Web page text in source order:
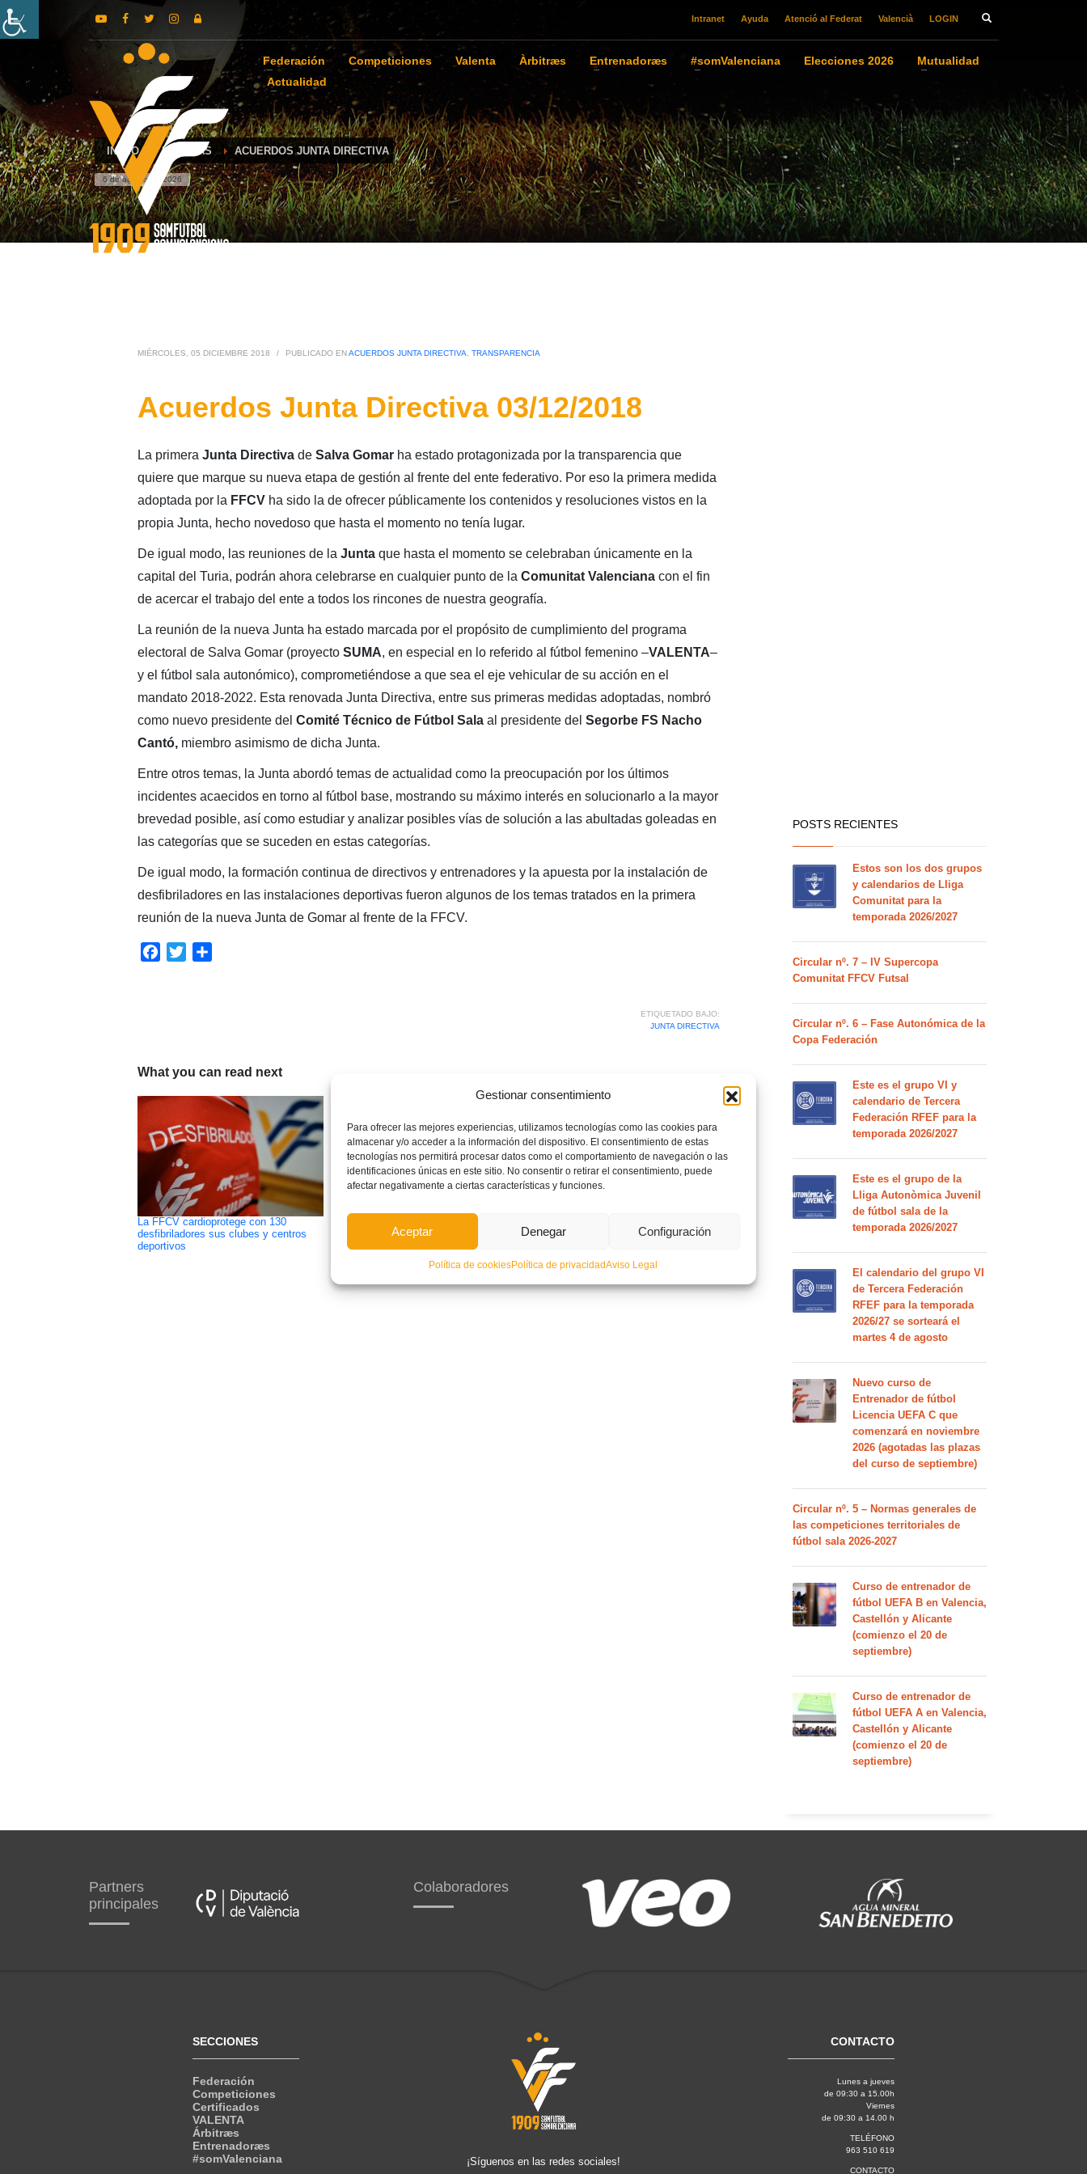
Gestionar consentimiento
Para ofrecer las mejores experiencias, utilizamos tecnologías como las cookies para
almacenar y/o acceder a la información del dispositivo. El consentimiento de estas
tecnologías nos permitirá procesar datos como el comportamiento de navegación o las
identificaciones únicas en este sitio. No consentir o retirar el consentimiento, puede
afectar negativamente a ciertas características y funciones.
Aceptar Denegar Configuración
Política de cookiesPolítica de privacidadAviso Legal
Intranet Ayuda Atenció al Federat Valencià LOGIN
Federación Competiciones Valenta Àrbitræs Entrenadoræs #somValenciana Elecciones 2026
Mutualidad
Actualidad
INICIO NOTICIAS ACUERDOS JUNTA DIRECTIVA
6 de agosto de 2026
MIÉRCOLES, 05 DICIEMBRE 2018 / PUBLICADO ENACUERDOS JUNTA DIRECTIVA TRANSPARENCIA
Acuerdos Junta Directiva 03/12/2018
La primera Junta Directivade Salva Gomarha estado protagonizada por la transparencia que
quiere que marque su nueva etapa de gestión al frente del ente federativo. Por eso la primera medida
adoptada por la FFCVha sido la de ofrecer públicamente los contenidos y resoluciones vistos en la
propia Junta, hecho novedoso que hasta el momento no tenía lugar.
De igual modo, las reuniones de la Juntaque hasta el momento se celebraban únicamente en la
capital del Turia, podrán ahora celebrarse en cualquier punto de la Comunitat Valencianacon el fin
de acercar el trabajo del ente a todos los rincones de nuestra geografía.
La reunión de la nueva Junta ha estado marcada por el propósito de cumplimiento del programa
electoral de Salva Gomar (proyecto SUMA, en especial en lo referido al fútbol femenino –VALENTA–
y el fútbol sala autonómico), comprometiéndose a que sea el eje vehicular de su acción en el
mandato 2018-2022. Esta renovada Junta Directiva, entre sus primeras medidas adoptadas, nombró
como nuevo presidente del Comité Técnico de Fútbol Salaal presidente del Segorbe FS Nacho
Cantó,miembro asimismo de dicha Junta.
Entre otros temas, la Junta abordó temas de actualidad como la preocupación por los últimos
incidentes acaecidos en torno al fútbol base, mostrando su máximo interés en solucionarlo a la mayor
brevedad posible, así como estudiar y analizar posibles vías de solución a las abultadas goleadas en
las categorías que se suceden en estas categorías.
De igual modo, la formación continua de directivos y entrenadores y la apuesta por la instalación de
desfibriladores en las instalaciones deportivas fueron algunos de los temas tratados en la primera
reunión de la nueva Junta de Gomar al frente de la FFCV.
Facebook
Twitter
ETIQUETADO BAJO:
JUNTA DIRECTIVA
What you can read next
La FFCV cardioprotege con 130
desfibriladores sus clubes y centros
deportivos
Reglamento General y Código
disciplinario de la FFCV
POSTS RECIENTES
Estos son los dos grupos
y calendarios de Lliga
Comunitat para la
temporada 2026/2027
Circular nº. 7 – IV Supercopa
Comunitat FFCV Futsal
Circular nº. 6 – Fase Autonómica de la
Copa Federación
Este es el grupo VI y
calendario de Tercera
Federación RFEF para la
temporada 2026/2027
Este es el grupo de la
Lliga Autonòmica Juvenil
de fútbol sala de la
temporada 2026/2027
El calendario del grupo VI
de Tercera Federación
RFEF para la temporada
2026/27 se sorteará el
martes 4 de agosto
Nuevo curso de
Entrenador de fútbol
Licencia UEFA C que
comenzará en noviembre
2026 (agotadas las plazas
del curso de septiembre)
Circular nº. 5 – Normas generales de
las competiciones territoriales de
fútbol sala 2026-2027
Curso de entrenador de
fútbol UEFA B en Valencia,
Castellón y Alicante
(comienzo el 20 de
septiembre)
Curso de entrenador de
fútbol UEFA A en Valencia,
Castellón y Alicante
(comienzo el 20 de
septiembre)
Partners
principales
Colaboradores
SECCIONES
Federación
Competiciones
Certificados
VALENTA
Árbitræs
Entrenadoræs
#somValenciana
¡Síguenos en las redes sociales!
CONTACTO
Lunes a jueves
de 09:30 a 15.00h
Viernes
de 09:30 a 14.00 h
TELÉFONO
963 510 619
CONTACTO